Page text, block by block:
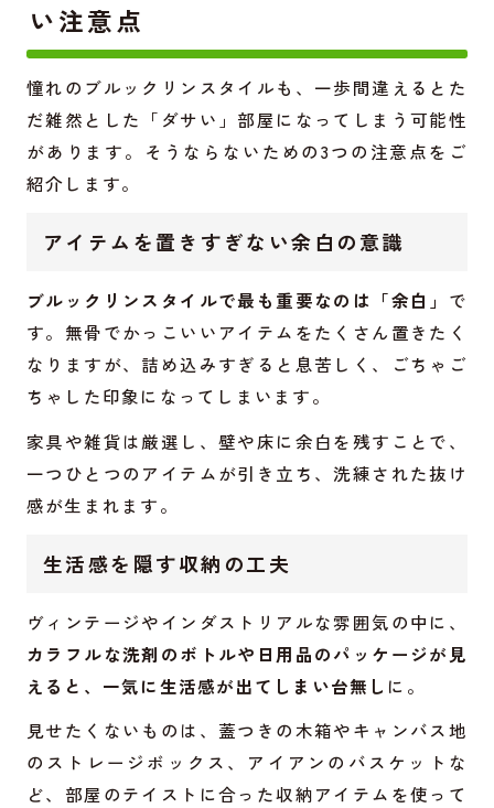
い注意点
憧れのブルックリンスタイルも、一歩間違えるとた
だ雑然とした「ダサい」部屋になってしまう可能性
があります。そうならないための3つの注意点をご
紹介します。
アイテムを置きすぎない余白の意識
ブルックリンスタイルで最も重要なのは「余白」 で
す。無骨でかっこいいアイテムをたくさん置きたく
なりますが、詰め込みすぎると息苦しく、ごちゃご
ちゃした印象になってしまいます。
家具や雑貨は厳選し、壁や床に余白を残すことで、
一つひとつのアイテムが引き立ち、洗練された抜け
感が生まれます。
生活感を隠す収納の工夫
ヴィンテージやインダストリアルな雰囲気の中に、
カラフルな洗剤のボトルや日用品のパッケージが見
えると、一気に生活感が出てしまい台無し に。
見せたくないものは、蓋つきの木箱やキャンバス地
のストレージボックス、アイアンのバスケットな
ど、部屋のテイストに合った収納アイテムを使って